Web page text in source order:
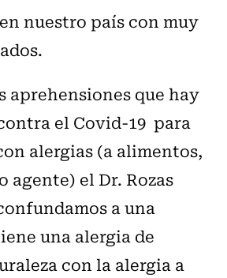
nuestro país con muy
aprehensiones que hay
el Covid-19 para
alergias (a alimentos,
agente) el Dr. Rozas
a una
una alergia de
con la alergia a